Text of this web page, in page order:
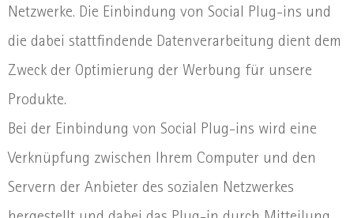
Netzwerke. Die Einbindung von Social Plug-ins und
die dabei stattfindende Datenverarbeitung dient dem
Zweck der Optimierung der Werbung für unsere
Produkte.
Bei der Einbindung von Social Plug-ins wird eine
Verknüpfung zwischen Ihrem Computer und den
Servern der Anbieter des sozialen Netzwerkes